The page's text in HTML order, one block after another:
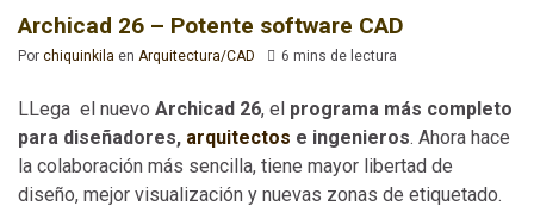
Archicad 26 – Potente software CAD
Por chiquinkila en Arquitectura/CAD 6 mins de lectura
LLega el nuevo Archicad 26, el programa más completo
para diseñadores, arquitectos e ingenieros. Ahora hace
la colaboración más sencilla, tiene mayor libertad de
diseño, mejor visualización y nuevas zonas de etiquetado.